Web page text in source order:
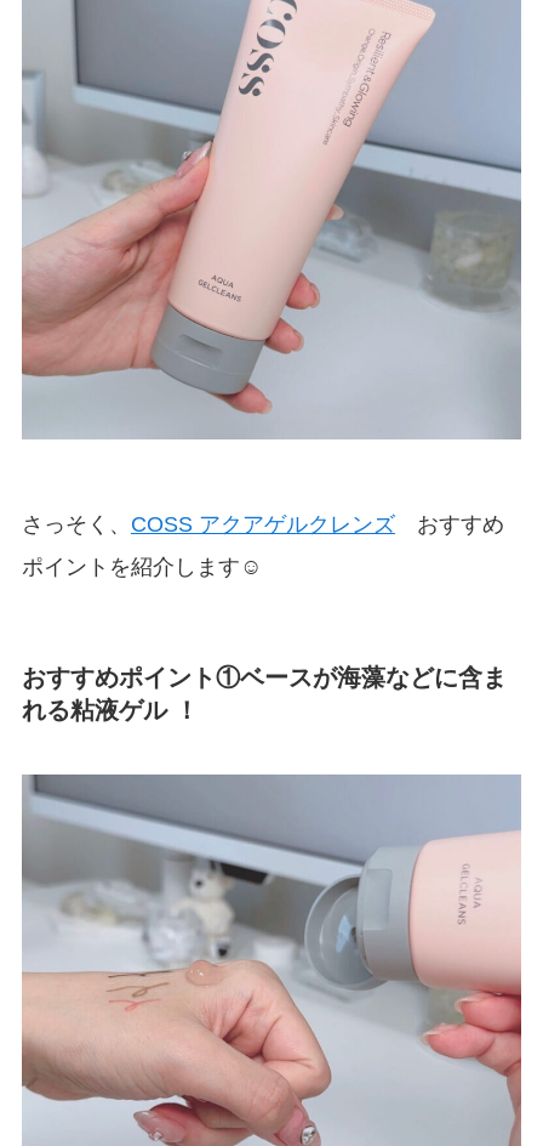
さっそく、 COSS アクアゲルクレンズおすすめ
ポイントを紹介します☺️
おすすめポイント①ベースが海藻などに含ま
れる粘液ゲル ！